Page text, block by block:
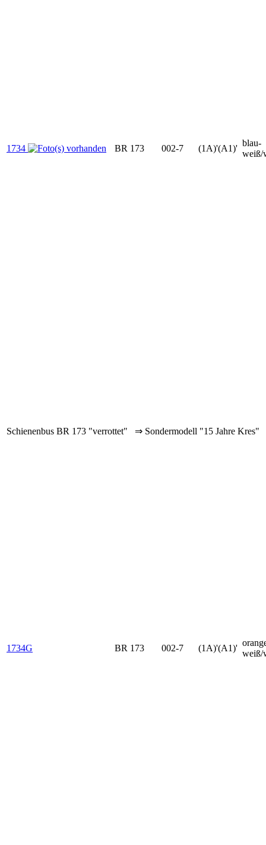
1734 BR 173 002-7 (1A)'(A1)'
blau-
weiß/
Schienenbus BR 173 "verrottet" ⇒ Sondermodell "15 Jahre Kres"
1734G BR 173 002-7 (1A)'(A1)'
weiß/